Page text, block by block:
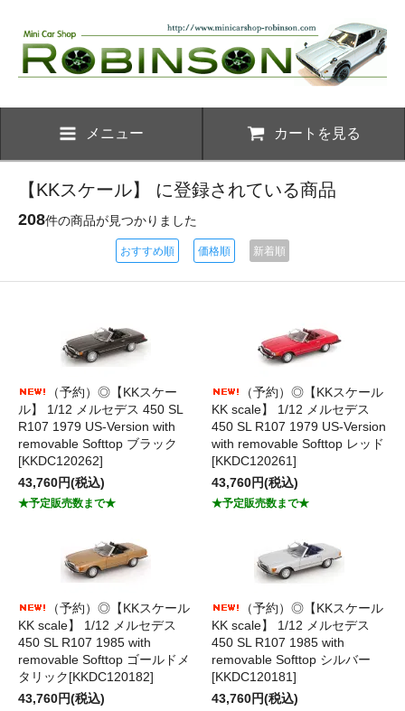
メニュー カートを見る
【KKスケール】 に登録されている商品
208件の商品が見つかりました
おすすめ順 価格順 新着順
（予約）◎【KKスケー
ル】 1/12 メルセデス 450 SL
R107 1979 US-Version with
removable Softtop ブラック
[KKDC120262]
43,760円(税込)
★予定販売数まで★
（予約）◎【KKスケール
KK scale】 1/12 メルセデス
450 SL R107 1979 US-Version
with removable Softtop レッド
[KKDC120261]
43,760円(税込)
★予定販売数まで★
（予約）◎【KKスケール
KK scale】 1/12 メルセデス
450 SL R107 1985 with
removable Softtop ゴールドメ
タリック[KKDC120182]
43,760円(税込)
（予約）◎【KKスケール
KK scale】 1/12 メルセデス
450 SL R107 1985 with
removable Softtop シルバー
[KKDC120181]
43,760円(税込)